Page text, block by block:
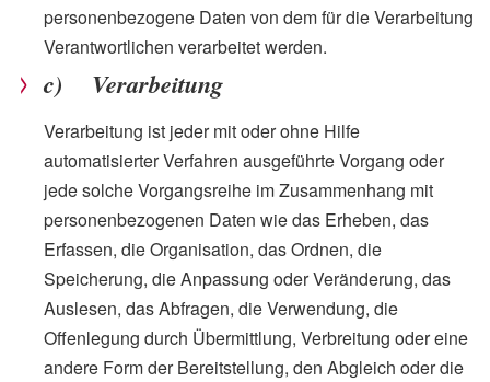
personenbezogene Daten von dem für die Verarbeitung
Verantwortlichen verarbeitet werden.
c) Verarbeitung
Verarbeitung ist jeder mit oder ohne Hilfe
automatisierter Verfahren ausgeführte Vorgang oder
jede solche Vorgangsreihe im Zusammenhang mit
personenbezogenen Daten wie das Erheben, das
Erfassen, die Organisation, das Ordnen, die
Speicherung, die Anpassung oder Veränderung, das
Auslesen, das Abfragen, die Verwendung, die
Offenlegung durch Übermittlung, Verbreitung oder eine
andere Form der Bereitstellung, den Abgleich oder die